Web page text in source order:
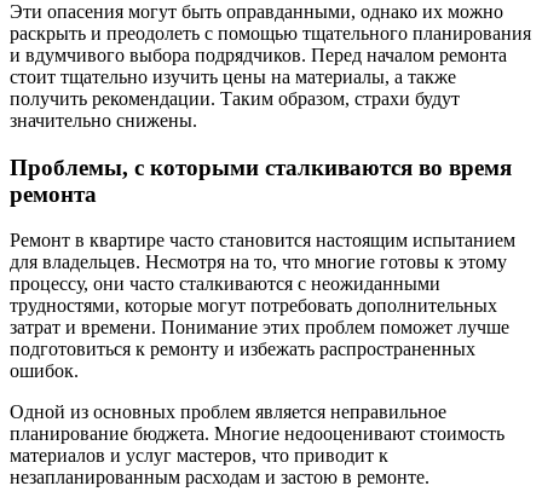
Эти опасения могут быть оправданными, однако их можно
раскрыть и преодолеть с помощью тщательного планирования
и вдумчивого выбора подрядчиков. Перед началом ремонта
стоит тщательно изучить цены на материалы, а также
получить рекомендации. Таким образом, страхи будут
значительно снижены.
Проблемы, с которыми сталкиваются во время
ремонта
Ремонт в квартире часто становится настоящим испытанием
для владельцев. Несмотря на то, что многие готовы к этому
процессу, они часто сталкиваются с неожиданными
трудностями, которые могут потребовать дополнительных
затрат и времени. Понимание этих проблем поможет лучше
подготовиться к ремонту и избежать распространенных
ошибок.
Одной из основных проблем является неправильное
планирование бюджета. Многие недооценивают стоимость
материалов и услуг мастеров, что приводит к
незапланированным расходам и застою в ремонте.